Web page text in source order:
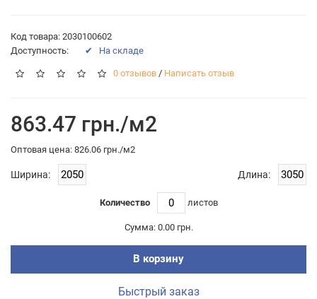
Код товара: 2030100602
Доступность:
✔ На складе
0 отзывов / Написать отзыв
863.47 грн./м2
Оптовая цена: 826.06 грн./м2
Ширина: Длина:
Количество листов
Сумма: 0.00 грн.
В корзину
Быстрый заказ